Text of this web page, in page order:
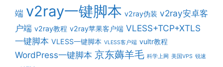
端 v2ray一键脚本 v2ray伪装 v2ray安卓客
户端 v2ray教程 v2ray苹果客户端 VLESS+TCP+XTLS
一键脚本 VLESS一键脚本 VLESS客户端 vultr教程
WordPress一键脚本 京东薅羊毛 科学上网 美国VPS 锐速